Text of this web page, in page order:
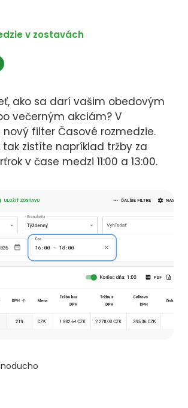
v zostavách
ako sa darí vašim obedovým
večerným akciám? V
filter Časové rozmedzie.
zistíte napríklad tržby za
v čase medzi 11:00 a 13:00.